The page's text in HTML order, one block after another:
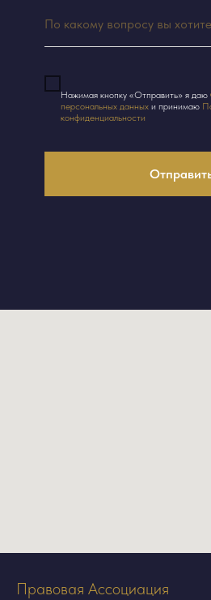
Нажимая кнопку «Отправить» я даю
персональных данных и принимаю
конфиденциальности
Правовая Ассоциация